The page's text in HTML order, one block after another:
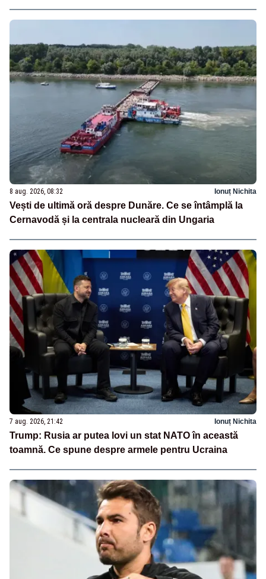
8 aug. 2026, 08:32 Ionuț Nichita
Vești de ultimă oră despre Dunăre. Ce se întâmplă la
Cernavodă și la centrala nucleară din Ungaria
7 aug. 2026, 21:42 Ionuț Nichita
Trump: Rusia ar putea lovi un stat NATO în această
toamnă. Ce spune despre armele pentru Ucraina